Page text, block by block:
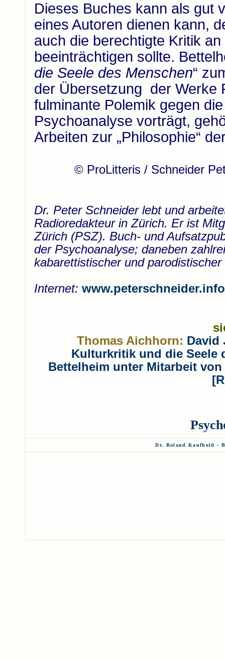
Dieses Buches kann als gut
eines Autoren dienen kann,
auch die berechtigte Kritik
beeinträchtigen sollte.
die Seele des Menschen“
der Übersetzung der Werke
fulminante Polemik gegen
Psychoanalyse vorträgt,
Arbeiten zur „Philosophie“
© ProLitteris / Schneider
Dr. Peter Schneider lebt und
Radioredakteur in Zürich. Er ist
Zürich (PSZ). Buch- und
der Psychoanalyse; daneben
kabarettistischer und
Internet: www.peterschneider.info
Thomas Aichhorn: David
Kulturkritik und die Seele
Bettelheim unter Mitarbeit
[
Dr. Roland Kaufhold -